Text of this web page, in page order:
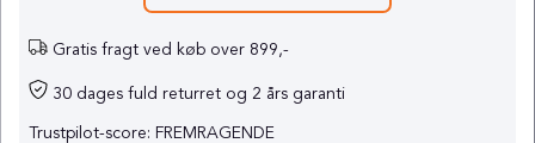
Gratis fragt ved køb over 899,-
30 dages fuld returret og 2 års garanti
Trustpilot-score: FREMRAGENDE